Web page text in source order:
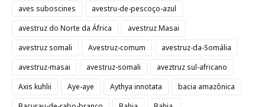
aves suboscines
avestru-de-pescoço-azul
avestruz do Norte da África
avestruz Masai
avestruz somali
Avestruz-comum
avestruz-da-Somália
avestruz-masai
avestruz-somali
aveztruz sul-africano
Axis kuhlii
Aye-aye Aythya innotata
bacia amazônica